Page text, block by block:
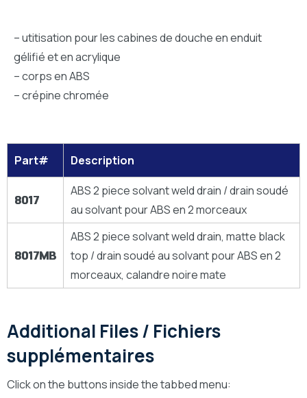
– utitisation pour les cabines de douche en enduit
gélifié et en acrylique
– corps en ABS
– crépine chromée
Part# Description
8017
ABS 2 piece solvant weld drain / drain soudé
au solvant pour ABS en 2 morceaux
8017MB
ABS 2 piece solvant weld drain, matte black
top / drain soudé au solvant pour ABS en 2
morceaux, calandre noire mate
Additional Files / Fichiers
supplémentaires
Click on the buttons inside the tabbed menu: